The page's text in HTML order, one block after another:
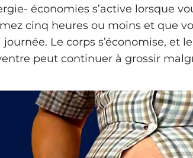
économies s’active lorsque
cinq heures ou moins et que
Le corps s’économise, et
peut continuer à grossir